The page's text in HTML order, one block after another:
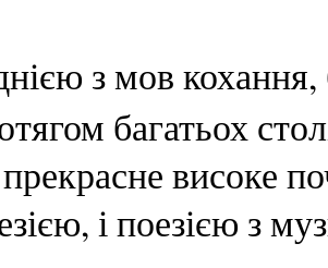
з мов
багатьох
високе
і поезією з